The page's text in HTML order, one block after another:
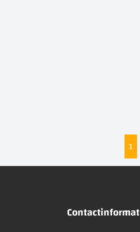
1